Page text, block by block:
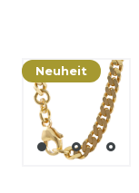
Neuheit